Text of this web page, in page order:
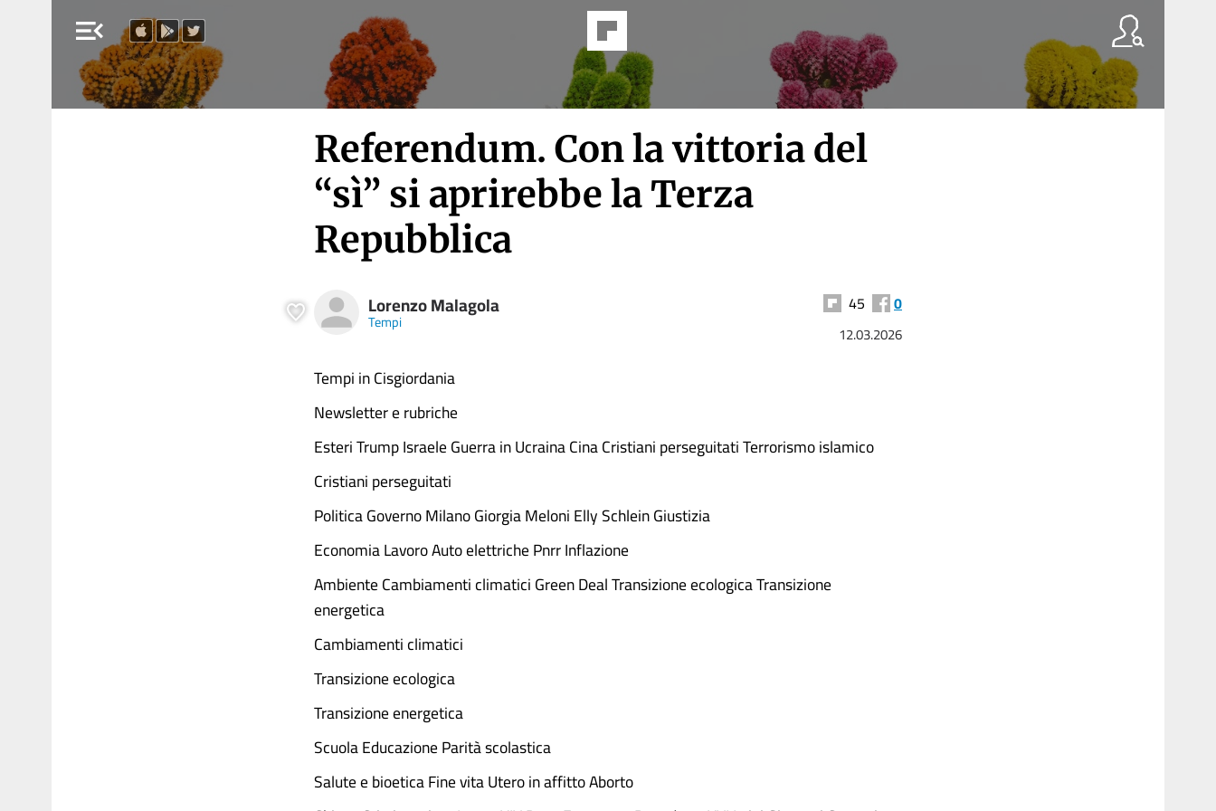
menu_open
Referendum. Con la vittoria del
“sì” si aprirebbe la Terza
Repubblica
Lorenzo Malagola
Tempi
45 0
12.03.2026
Tempi in Cisgiordania
Newsletter e rubriche
Esteri Trump Israele Guerra in Ucraina Cina Cristiani perseguitati Terrorismo islamico
Cristiani perseguitati
Politica Governo Milano Giorgia Meloni Elly Schlein Giustizia
Economia Lavoro Auto elettriche Pnrr Inflazione
Ambiente Cambiamenti climatici Green Deal Transizione ecologica Transizione
energetica
Cambiamenti climatici
Transizione ecologica
Transizione energetica
Scuola Educazione Parità scolastica
Salute e bioetica Fine vita Utero in affitto Aborto